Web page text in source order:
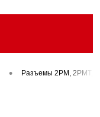
• Разъемы 2РМ, 2РМТ,